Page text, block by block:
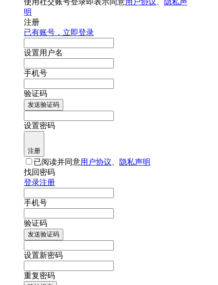
使用社交账号登录即表示同意用户协议
隐私声
明
注册
已有账号，立即登录
设置用户名
手机号
验证码
发送验证码
设置密码
注册
已阅读并同意用户协议
隐私声明
找回密码
登录注册
手机号
验证码
发送验证码
设置新密码
重复密码